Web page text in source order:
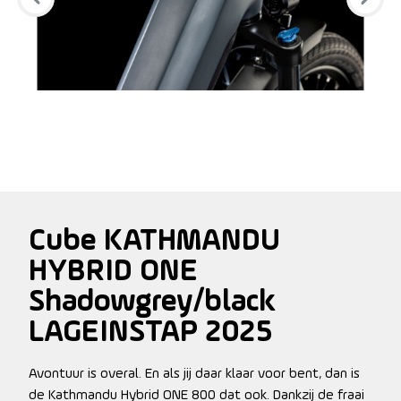
Cube KATHMANDU
HYBRID ONE
Shadowgrey/black
LAGEINSTAP 2025
Avontuur is overal. En als jij daar klaar voor bent, dan is
de Kathmandu Hybrid ONE 800 dat ook. Dankzij de fraai